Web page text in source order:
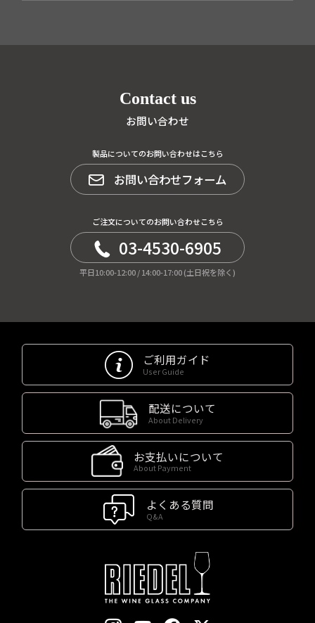
Contact us
お問い合わせ
製品についてのお問い合わせはこちら
お問い合わせフォーム
ご注文についてのお問い合わせこちら
03-4530-6905
平日10:00-12:00 / 14:00-17:00 (土日祝を除く)
ご利用ガイド
User Guide
配送について
About Delivery
お支払いについて
About Payment
よくある質問
Q&A